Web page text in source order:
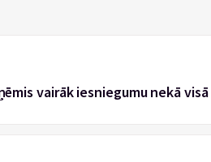
vairāk iesniegumu nekā visā